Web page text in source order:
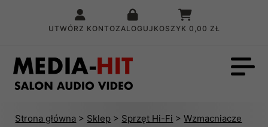
UTWÓRZ KONTOZALOGUJ KOSZYK 0,00 ZŁ
Strona główna > Sklep > Sprzęt Hi-Fi >Wzmacniacze